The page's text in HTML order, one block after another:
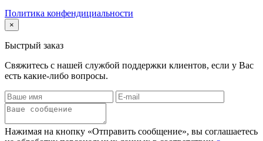
Политика конфендициальности
×
Быстрый заказ
Свяжитесь с нашей службой поддержки клиентов, если у Вас
есть какие-либо вопросы.
Нажимая на кнопку «Отправить сообщение», вы соглашаетесь